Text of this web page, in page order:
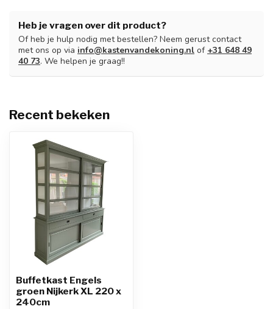
Heb je vragen over dit product?
Of heb je hulp nodig met bestellen? Neem gerust contact
met ons op via info@kastenvandekoning.nl of +31 648 49
40 73. We helpen je graag!!
Recent bekeken
Buffetkast Engels
groen Nijkerk XL 220 x
240cm